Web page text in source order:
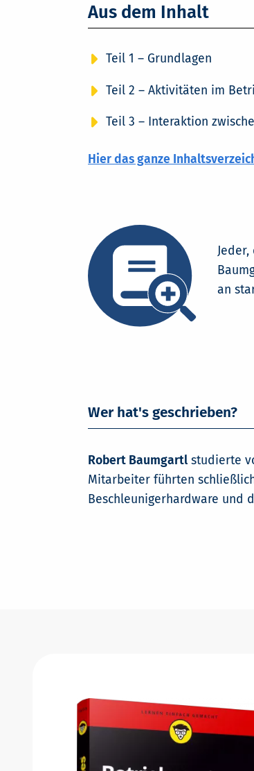
Aus dem Inhalt
Teil 1 – Grundlagen
Teil 2 – Aktivitäten im
Teil 3 – Interaktion
Hier das ganze
an
Wer hat's geschrieben?
Robert Baumgartlstudierte
Mitarbeiter führten
Beschleunigerhardware und